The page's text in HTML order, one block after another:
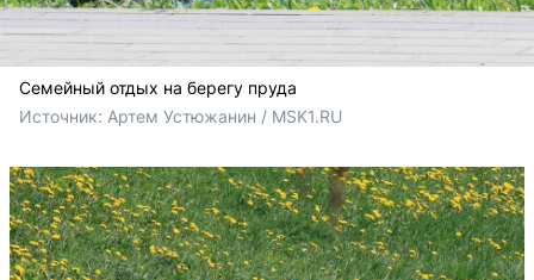
Семейный отдых на берегу пруда
Источник: Артем Устюжанин / MSK1.RU